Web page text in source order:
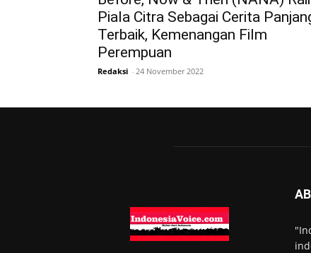
Piala Citra Sebagai Cerita
Terbaik, Kemenangan Film
Perempuan
Redaksi - 24 November 2022